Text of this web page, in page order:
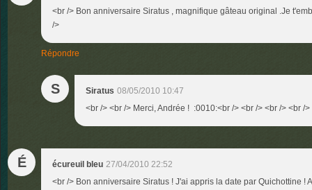
<br /> Bon anniversaire Siratus , magnifique gâteau original .Je
/>
Répondre
S Siratus 08/05/2010 10:47
<br /> <br /> Merci, Andrée ! :0010:<br /> <br /> <br /> <br />
É écureuil bleu 27/04/2010 22:52
<br /> Bon anniversaire Siratus ! J'ai appris la date par Quichottine !